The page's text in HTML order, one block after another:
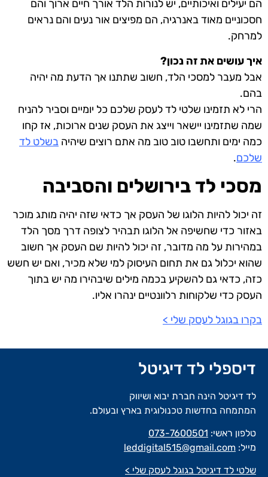
הם יעילים ואיכותיים, יש לנורות הלד אורך חיים ארוך והם
חסכוניים מאוד באנרגיה, הם מפיצים אור נעים והם נראים
למרחק.
איך עושים את זה נכון?
אבל מעבר למסכי הלד, חשוב שתתנו אך הדעת מה יהיה
בהם.
הרי לא תזמינו שלטי לד לעסק שלכם כל יומיים וסביר להניח
שמה שתזמינו יישאר וייצג את העסק שנים ארוכות, אז קחו
כמה ימים ותחשבו טוב טוב מה אתם רוצים שיהיה בשלט לד
שלכם.
מסכי לד בירושלים והסביבה
זה יכול להיות הלוגו של העסק אך כדאי שזה יהיה מותג מוכר
באזור כדי שחשיפה אל הלוגו תבהיר לצופה דרך מסך הלד
במהירות על מה מדובר, זה יכול להיות שם העסק אך חשוב
שהוא יכלול גם את תחום העיסוק למי שלא מכיר, ואם יש חשש
כזה, כדאי גם להשקיע בכמה מילים שיבהירו מה יש בתוך
העסק כדי שלקוחות רלוונטיים ינהרו אליו.
בקרו בגוגל לעסק שלי >
דיספלי לד דיגיטל
לד דיגיטל הינה חברת יבוא ושיווק
המתמחה בחדשות טכנולוגית בארץ ובעולם.
טלפון ראשי: 073-7600501
מייל: leddigital515@gmail.com
שלטי לד דיגיטל בגוגל לעסק שלי >